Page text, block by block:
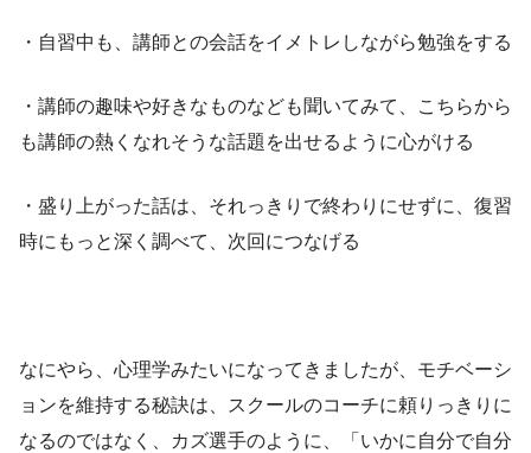
・自習中も、講師との会話をイメトレしながら勉強をする
・講師の趣味や好きなものなども聞いてみて、こちらから
も講師の熱くなれそうな話題を出せるように心がける
・盛り上がった話は、それっきりで終わりにせずに、復習
時にもっと深く調べて、次回につなげる
なにやら、心理学みたいになってきましたが、モチベーシ
ョンを維持する秘訣は、スクールのコーチに頼りっきりに
なるのではなく、カズ選手のように、「いかに自分で自分